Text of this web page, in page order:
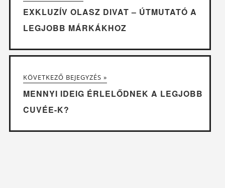
EXKLUZÍV OLASZ DIVAT – ÚTMUTATÓ A
LEGJOBB MÁRKÁKHOZ
KÖVETKEZŐ BEJEGYZÉS »
MENNYI IDEIG ÉRLELŐDNEK A LEGJOBB
CUVÉE-K?